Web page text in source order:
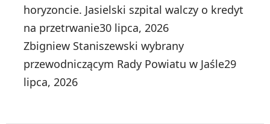
horyzoncie. Jasielski szpital walczy o kredyt
na przetrwanie30 lipca, 2026
Zbigniew Staniszewski wybrany
przewodniczącym Rady Powiatu w Jaśle29
lipca, 2026